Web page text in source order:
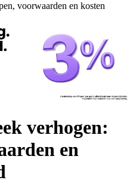
voorwaarden en kosten
verhogen:
en